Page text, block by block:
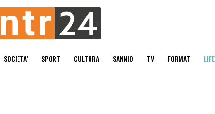
SOCIETA’ SPORT CULTURA SANNIO TV FORMAT LIFE